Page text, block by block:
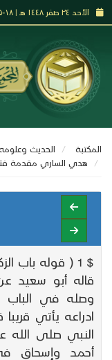
الأحد ٢٤ صفر ١٤٤٨ هـ | ۱۸-۰۵-۱۴۰۵ | 09-08-2026
المكتبة
الحديث
هدي الساري مقدمة
$ 1 ( قوله باب
قاله أبو سعيد
وصله في الباب
ادراعه يأتي
النبي صلى الله
أحمد وإسحاق